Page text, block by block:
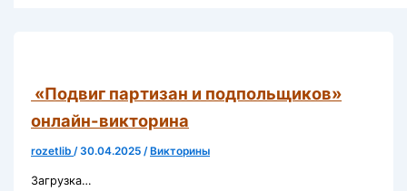
«Подвиг партизан и подпольщиков»
онлайн-викторина
rozetlib/30.04.2025/ Викторины
Загрузка…